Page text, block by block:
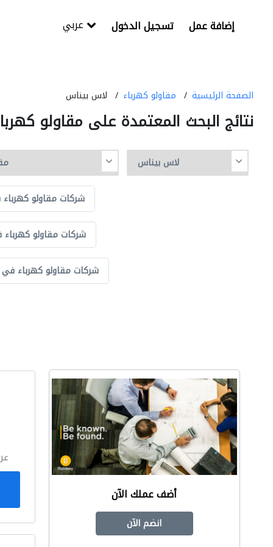
تسجيل الدخول إضافة عمل
الصفحة الرئيسية مقاولو كهرباء لاس بيناس
نتائج البحث المعتمدة على مقاولو
شركات مقاولو كهرباء
شركات مقاولو
شركات مقاولو كهرباء في
أضف عملك الآن
انضم الآن